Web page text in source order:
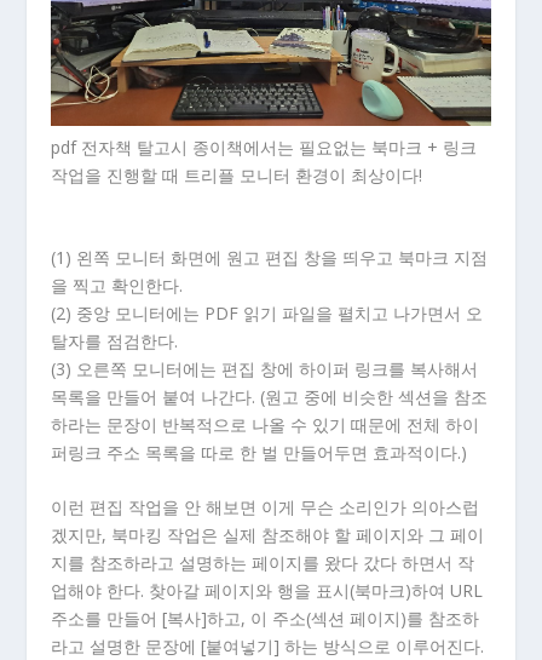
pdf 전자책 탈고시 종이책에서는 필요없는 북마크 + 링크
작업을 진행할 때 트리플 모니터 환경이 최상이다!
(1) 왼쪽 모니터 화면에 원고 편집 창을 띄우고 북마크 지점
을 찍고 확인한다.
(2) 중앙 모니터에는 PDF 읽기 파일을 펼치고 나가면서 오
탈자를 점검한다.
(3) 오른쪽 모니터에는 편집 창에 하이퍼 링크를 복사해서
목록을 만들어 붙여 나간다. (원고 중에 비슷한 섹션을 참조
하라는 문장이 반복적으로 나올 수 있기 때문에 전체 하이
퍼링크 주소 목록을 따로 한 벌 만들어두면 효과적이다.)
이런 편집 작업을 안 해보면 이게 무슨 소리인가 의아스럽
겠지만, 북마킹 작업은 실제 참조해야 할 페이지와 그 페이
지를 참조하라고 설명하는 페이지를 왔다 갔다 하면서 작
업해야 한다. 찾아갈 페이지와 행을 표시(북마크)하여 URL
주소를 만들어 [복사]하고, 이 주소(섹션 페이지)를 참조하
라고 설명한 문장에 [붙여넣기] 하는 방식으로 이루어진다.